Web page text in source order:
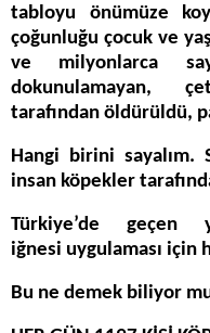
tabloyu önümüze
çoğunluğu çocuk ve
ve milyonlarca
dokunulamayan,
tarafından öldürüldü,
Hangi birini sayalım.
insan köpekler
Türkiye’de
iğnesi uygulaması için
Bu ne demek biliyor